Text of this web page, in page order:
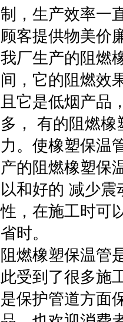
制，生产效率一
顾客提供物美价
我厂生产的阻燃
间，它的阻燃效
且它是低烟产品
多， 有的阻燃
力。使橡塑保温
产的阻燃橡塑保
以和好的 减少震
性，在施工时可
省时。
阻燃橡塑保温管
此受到了很多施
是保护管道方面